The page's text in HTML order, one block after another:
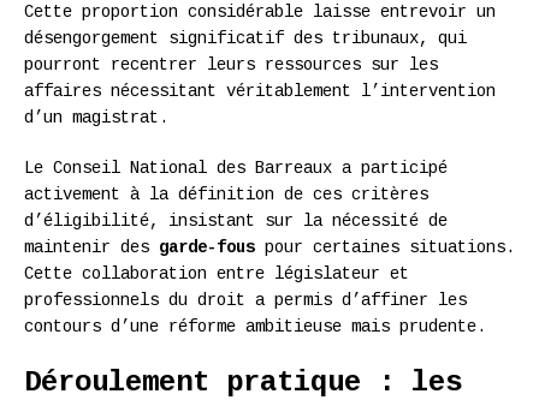
Cette proportion considérable laisse entrevoir un
désengorgement significatif des tribunaux, qui
pourront recentrer leurs ressources sur les
affaires nécessitant véritablement l’intervention
d’un magistrat.
Le Conseil National des Barreaux a participé
activement à la définition de ces critères
d’éligibilité, insistant sur la nécessité de
maintenir des garde-fous pour certaines situations.
Cette collaboration entre législateur et
professionnels du droit a permis d’affiner les
contours d’une réforme ambitieuse mais prudente.
Déroulement pratique : les